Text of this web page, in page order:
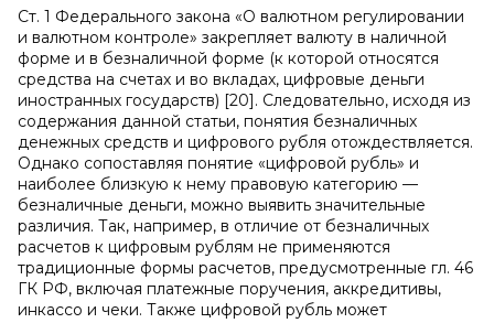
Ст. 1 Федерального закона «О валютном регулировании
и валютном контроле» закрепляет валюту в наличной
форме и в безналичной форме (к которой относятся
средства на счетах и во вкладах, цифровые деньги
иностранных государств) [20]. Следовательно, исходя из
содержания данной статьи, понятия безналичных
денежных средств и цифрового рубля отождествляется.
Однако сопоставляя понятие «цифровой рубль» и
наиболее близкую к нему правовую категорию —
безналичные деньги, можно выявить значительные
различия. Так, например, в отличие от безналичных
расчетов к цифровым рублям не применяются
традиционные формы расчетов, предусмотренные гл. 46
ГК РФ, включая платежные поручения, аккредитивы,
инкассо и чеки. Также цифровой рубль может